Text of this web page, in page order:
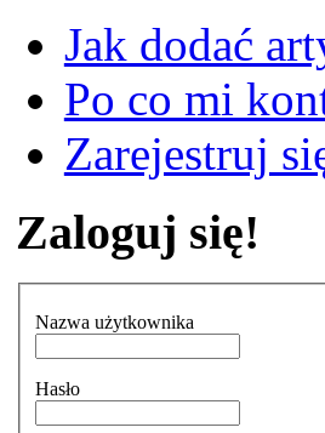
Jak dodać
Po co mi
Zarejestruj
Zaloguj się!
Nazwa użytkownika
Hasło